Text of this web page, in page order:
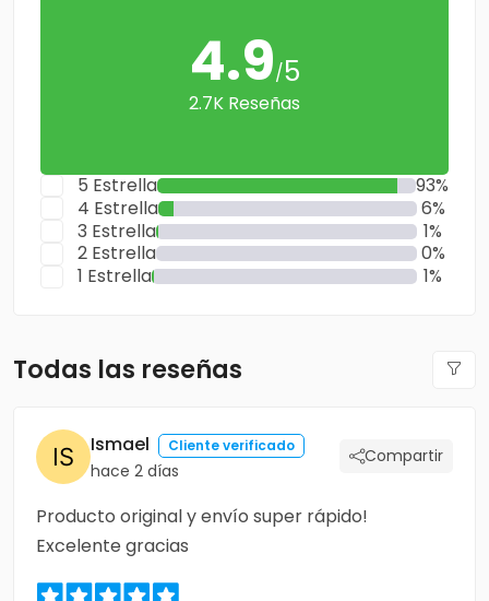
4.9/5
2.7K Reseñas
5 Estrella
93%
4 Estrella
6%
3 Estrella
1%
2 Estrella
0%
1 Estrella
1%
Todas las reseñas
Ismael Cliente verificado
hace 2 días
Compartir
Producto original y envío super rápido!
Excelente gracias